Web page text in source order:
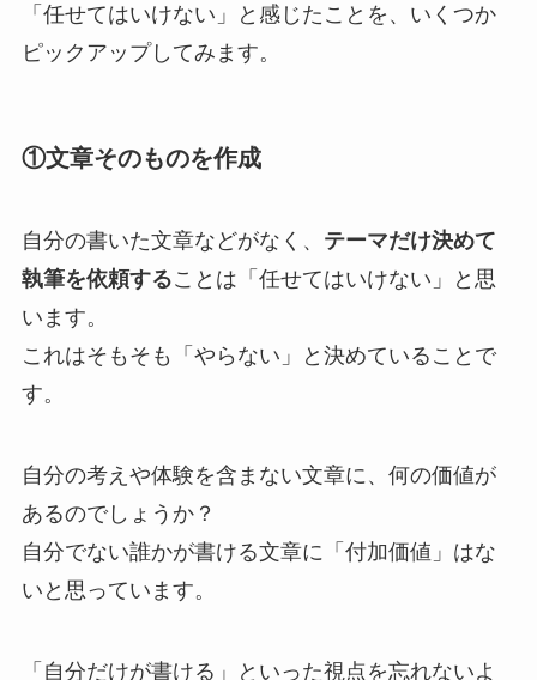
「任せてはいけない」と感じたことを、いくつか
ピックアップしてみます。
①文章そのものを作成
自分の書いた文章などがなく、 テーマだけ決めて
執筆を依頼することは「任せてはいけない」と思
います。
これはそもそも「やらない」と決めていることで
す。
自分の考えや体験を含まない文章に、何の価値が
あるのでしょうか？
自分でない誰かが書ける文章に「付加価値」はな
いと思っています。
「自分だけが書ける」といった視点を忘れないよ